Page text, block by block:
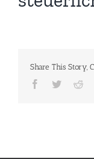
Share This Story,
Facebook
Twitter